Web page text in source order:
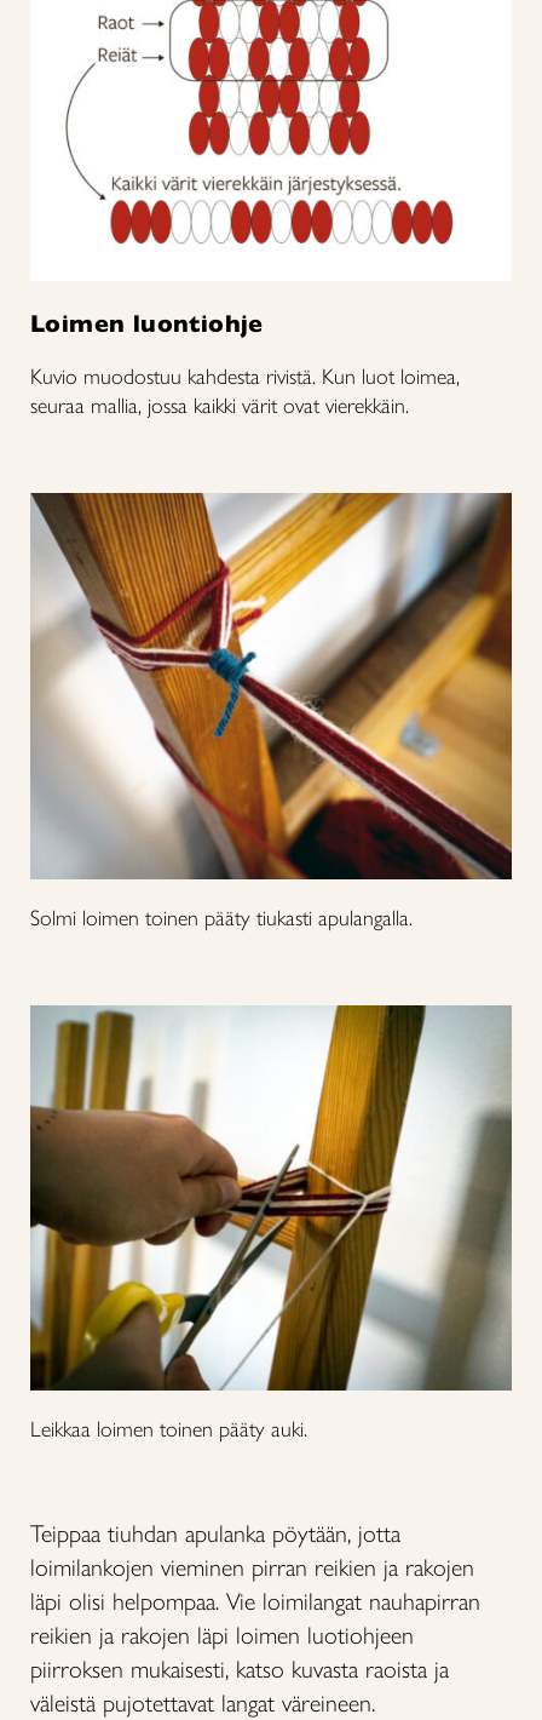
Loimen luontiohje
Kuvio muodostuu kahdesta rivistä. Kun luot loimea,
seuraa mallia, jossa kaikki värit ovat vierekkäin.
Solmi loimen toinen pääty tiukasti apulangalla.
Leikkaa loimen toinen pääty auki.
Teippaa tiuhdan apulanka pöytään, jotta
loimilankojen vieminen pirran reikien ja rakojen
läpi olisi helpompaa. Vie loimilangat nauhapirran
reikien ja rakojen läpi loimen luotiohjeen
piirroksen mukaisesti, katso kuvasta raoista ja
väleistä pujotettavat langat väreineen.